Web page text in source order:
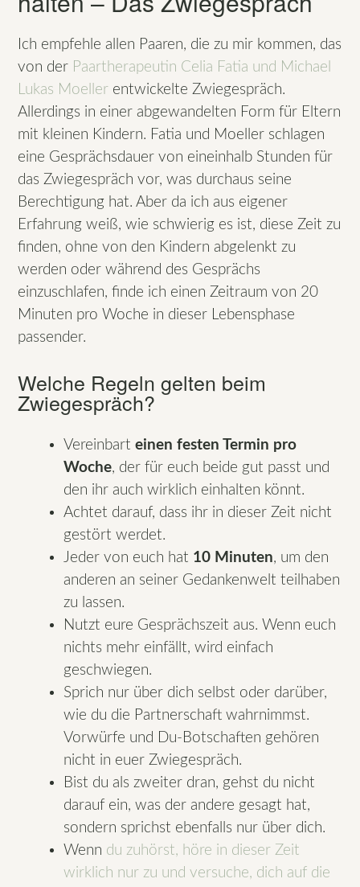
Ich empfehle allen Paaren, die zu mir kommen, das
von der Paartherapeutin Celia Fatia und Michael
Lukas Moeller entwickelte Zwiegespräch.
Allerdings in einer abgewandelten Form für Eltern
mit kleinen Kindern. Fatia und Moeller schlagen
eine Gesprächsdauer von eineinhalb Stunden für
das Zwiegespräch vor, was durchaus seine
Berechtigung hat. Aber da ich aus eigener
Erfahrung weiß, wie schwierig es ist, diese Zeit zu
finden, ohne von den Kindern abgelenkt zu
werden oder während des Gesprächs
einzuschlafen, finde ich einen Zeitraum von 20
Minuten pro Woche in dieser Lebensphase
passender.
Welche Regeln gelten beim
Zwiegespräch?
Vereinbart einen festen Termin pro
Woche, der für euch beide gut passt und
den ihr auch wirklich einhalten könnt.
Achtet darauf, dass ihr in dieser Zeit nicht
gestört werdet.
Jeder von euch hat 10 Minuten, um den
anderen an seiner Gedankenwelt teilhaben
zu lassen.
Nutzt eure Gesprächszeit aus. Wenn euch
nichts mehr einfällt, wird einfach
geschwiegen.
Sprich nur über dich selbst oder darüber,
wie du die Partnerschaft wahrnimmst.
Vorwürfe und Du-Botschaften gehören
nicht in euer Zwiegespräch.
Bist du als zweiter dran, gehst du nicht
darauf ein, was der andere gesagt hat,
sondern sprichst ebenfalls nur über dich.
Wenn du zuhörst, höre in dieser Zeit
wirklich nur zu und versuche, dich auf die